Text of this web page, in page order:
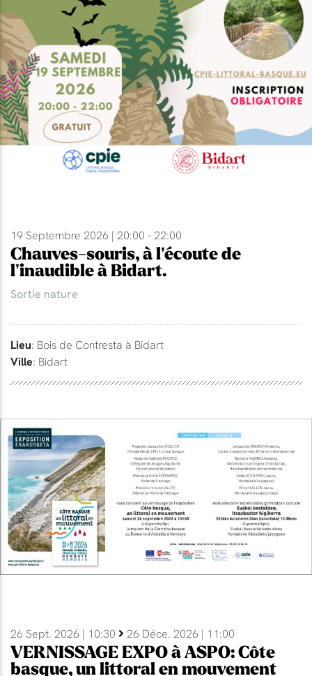
19 Septembre 2026 | 20:00 - 22:00
Chauves-souris, à l'écoute de
l'inaudible à Bidart.
Sortie nature
Lieu: Bois de Contresta à Bidart
Ville: Bidart
26 Sept. 2026 | 10:30 26 Déce. 2026 | 11:00
VERNISSAGE EXPO à ASPO: Côte
basque, un littoral en mouvement